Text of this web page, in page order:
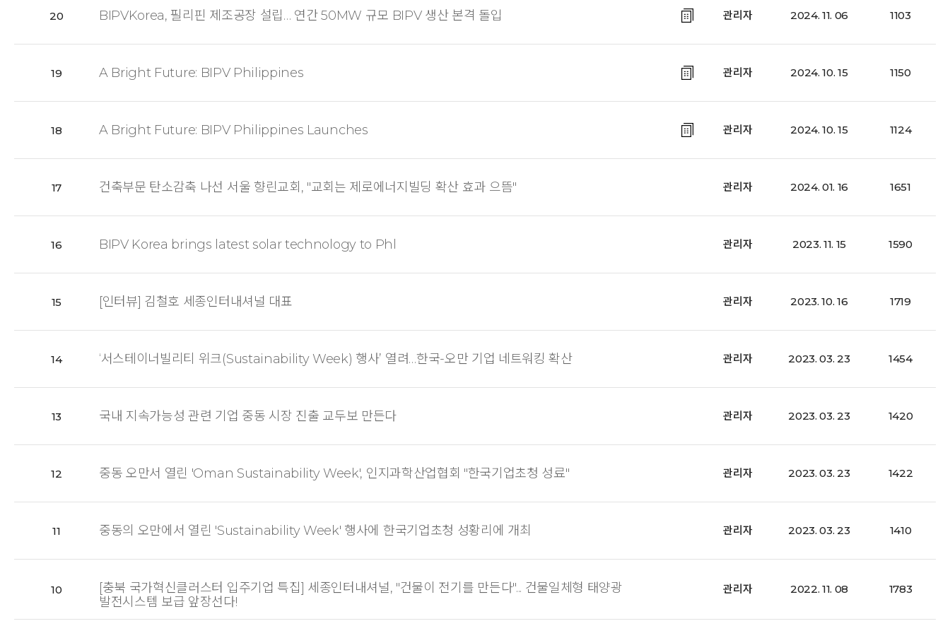
20 BIPVKorea, 필리핀 제조공장 설립… 연간 50MW 규모 BIPV 생산 본격 돌입 관리자 2024. 11. 06 1103
19 A Bright Future: BIPV Philippines 관리자 2024. 10. 15 1150
18 A Bright Future: BIPV Philippines Launches 관리자 2024. 10. 15 1124
17 건축부문 탄소감축 나선 서울 향린교회, "교회는 제로에너지빌딩 확산 효과 으뜸" 관리자 2024. 01. 16 1651
16 BIPV Korea brings latest solar technology to Phl 관리자 2023. 11. 15 1590
15 [인터뷰] 김철호 세종인터내셔널 대표 관리자 2023. 10. 16 1719
14 ‘서스테이너빌리티 위크(Sustainability Week) 행사’ 열려…한국-오만 기업 네트워킹 확산 관리자 2023. 03. 23 1454
13 국내 지속가능성 관련 기업 중동 시장 진출 교두보 만든다 관리자 2023. 03. 23 1420
12 중동 오만서 열린 'Oman Sustainability Week', 인지과학산업협회 "한국기업초청 성료" 관리자 2023. 03. 23 1422
11 중동의 오만에서 열린 'Sustainability Week' 행사에 한국기업초청 성황리에 개최 관리자 2023. 03. 23 1410
10
[충북 국가혁신클러스터 입주기업 특집] 세종인터내셔널, "건물이 전기를 만든다"... 건물일체형 태양광
발전시스템 보급 앞장선다!
관리자 2022. 11. 08 1783